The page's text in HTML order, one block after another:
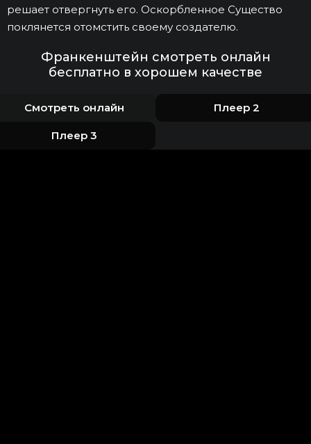
решает отвергнуть его. Оскорбленное Существо
поклянется отомстить своему создателю.
Франкенштейн смотреть онлайн
бесплатно в хорошем качестве
Смотреть онлайн Плеер 2
Плеер 3